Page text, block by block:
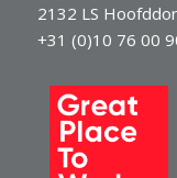
2132 LS
+31 (0)10 76 00